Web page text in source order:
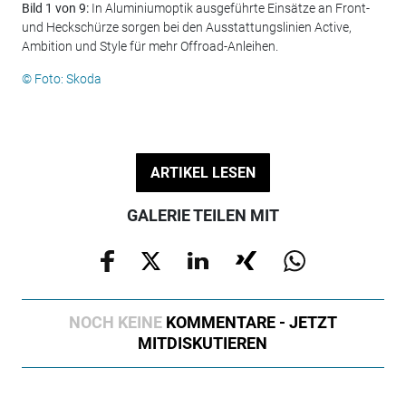
Bild 1 von 9: In Aluminiumoptik ausgeführte Einsätze an Front-
und Heckschürze sorgen bei den Ausstattungslinien Active,
Ambition und Style für mehr Offroad-Anleihen.
© Foto: Skoda
ARTIKEL LESEN
GALERIE TEILEN MIT
NOCH KEINE KOMMENTARE - JETZT
MITDISKUTIEREN